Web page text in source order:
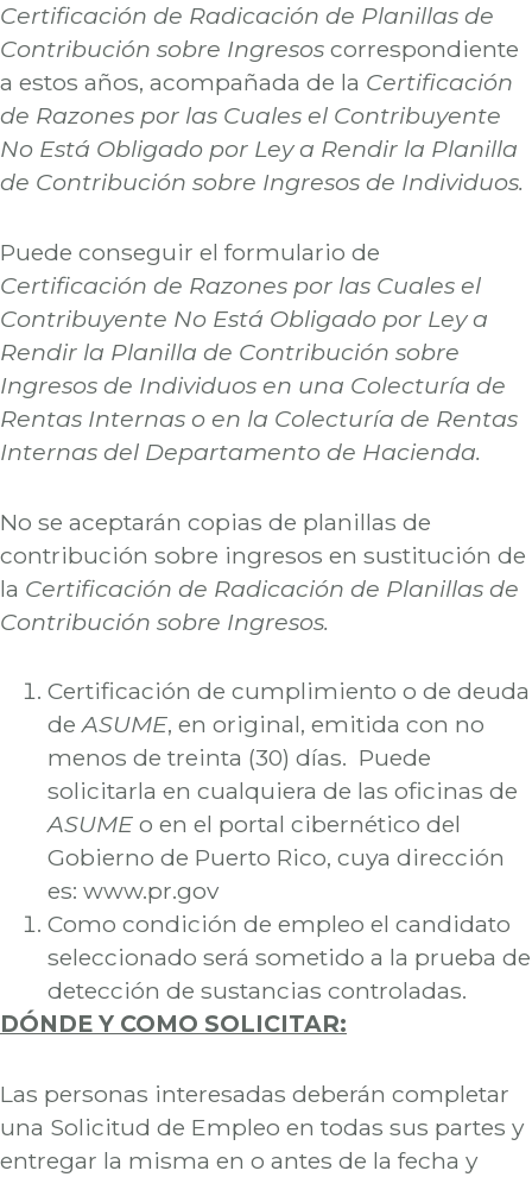
Certificación de Radicación de Planillas de
Contribución sobre Ingresos correspondiente
a estos años, acompañada de la Certificación
de Razones por las Cuales el Contribuyente
No Está Obligado por Ley a Rendir la Planilla
de Contribución sobre Ingresos de Individuos.
Puede conseguir el formulario de
Certificación de Razones por las Cuales el
Contribuyente No Está Obligado por Ley a
Rendir la Planilla de Contribución sobre
Ingresos de Individuos en una Colecturía de
Rentas Internas o en la Colecturía de Rentas
Internas del Departamento de Hacienda.
No se aceptarán copias de planillas de
contribución sobre ingresos en sustitución de
la Certificación de Radicación de Planillas de
Contribución sobre Ingresos.
Certificación de cumplimiento o de deuda
deASUME, en original, emitida con no
menos de treinta (30) días. Puede
solicitarla en cualquiera de las oficinas de
ASUME o en el portal cibernético del
Gobierno de Puerto Rico, cuya dirección
es: www.pr.gov
Como condición de empleo el candidato
seleccionado será sometido a la prueba de
detección de sustancias controladas.
DÓNDE Y COMO SOLICITAR:
Las personas interesadas deberán completar
una Solicitud de Empleo en todas sus partes y
entregar la misma en o antes de la fecha y